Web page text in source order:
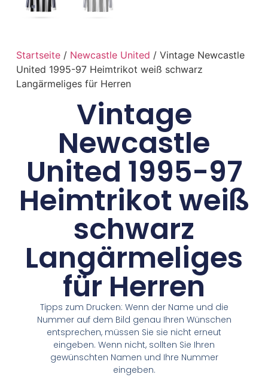
Startseite/ Newcastle United / Vintage Newcastle
United 1995-97 Heimtrikot weiß schwarz
Langärmeliges für Herren
Vintage
Newcastle
United 1995-97
Heimtrikot weiß
schwarz
Langärmeliges
für Herren
Tipps zum Drucken: Wenn der Name und die
Nummer auf dem Bild genau Ihren Wünschen
entsprechen, müssen Sie sie nicht erneut
eingeben. Wenn nicht, sollten Sie Ihren
gewünschten Namen und Ihre Nummer
eingeben.